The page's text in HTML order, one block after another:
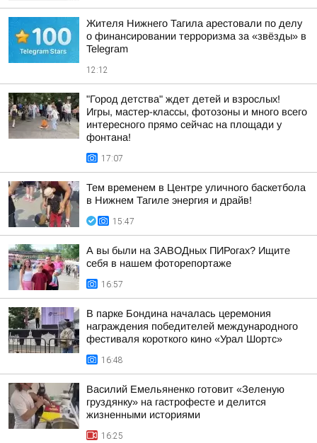
Жителя Нижнего Тагила арестовали по делу
о финансировании терроризма за «звёзды» в
Telegram
12:12
"Город детства" ждет детей и взрослых!
Игры, мастер-классы, фотозоны и много всего
интересного прямо сейчас на площади у
фонтана!
17:07
Тем временем в Центре уличного баскетбола
в Нижнем Тагиле энергия и драйв!
15:47
А вы были на ЗАВОДных ПИРогах? Ищите
себя в нашем фоторепортаже
16:57
В парке Бондина началась церемония
награждения победителей международного
фестиваля короткого кино «Урал Шортс»
16:48
Василий Емельяненко готовит «Зеленую
груздянку» на гастрофесте и делится
жизненными историями
16:25